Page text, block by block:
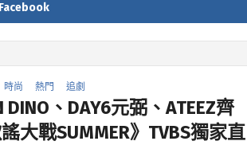
Facebook
時尚 熱門 追劇
DINO、DAY6元弼、ATEEZ齊
大戰SUMMER》TVBS獨家直